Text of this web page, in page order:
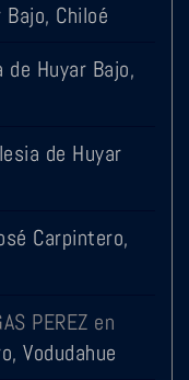
Chiloé
de Huyar Bajo,
de Huyar
Carpintero,
PEREZ en
Vodudahue